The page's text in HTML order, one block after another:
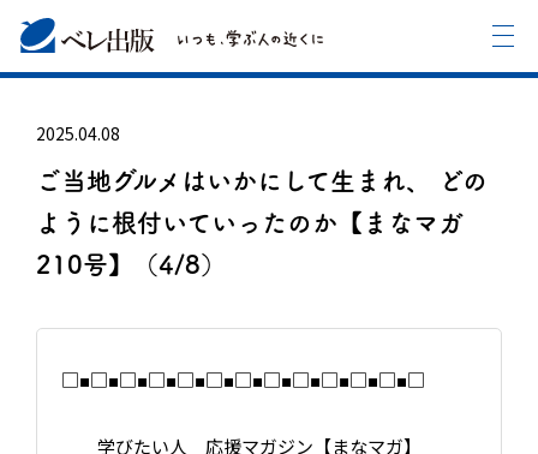
2025.04.08
ご当地グルメはいかにして生まれ、 どの
ように根付いていったのか【まなマガ
210号】（4/8）
□■□■□■□■□■□■□■□■□■□■□■□■□
学びたい人 応援マガジン【まなマガ】